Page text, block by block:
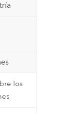
los